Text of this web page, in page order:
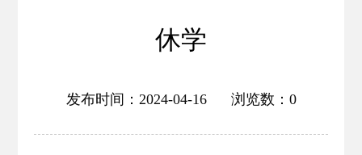
休学
发布时间：2024-04-16 浏览数： 0